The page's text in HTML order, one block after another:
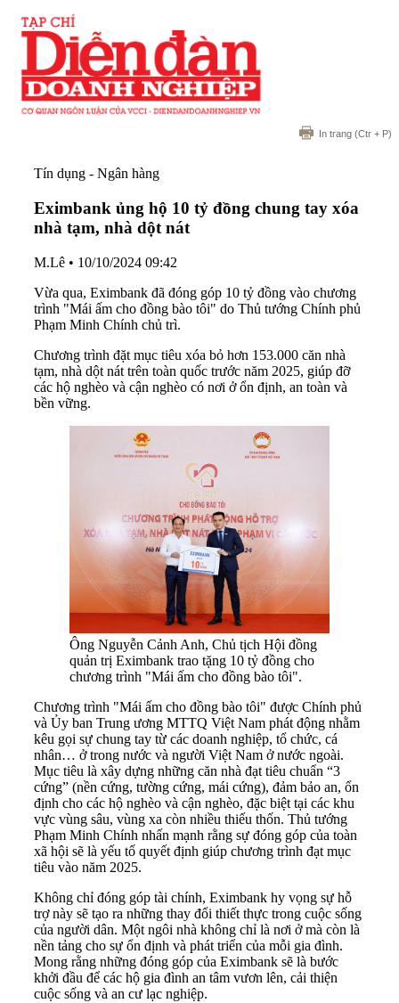
In trang (Ctr + P)
Tín dụng - Ngân hàng
Eximbank ủng hộ 10 tỷ đồng chung tay xóa
nhà tạm, nhà dột nát
M.Lê • 10/10/2024 09:42
Vừa qua, Eximbank đã đóng góp 10 tỷ đồng vào chương
trình "Mái ấm cho đồng bào tôi" do Thủ tướng Chính phủ
Phạm Minh Chính chủ trì.
Chương trình đặt mục tiêu xóa bỏ hơn 153.000 căn nhà
tạm, nhà dột nát trên toàn quốc trước năm 2025, giúp đỡ
các hộ nghèo và cận nghèo có nơi ở ổn định, an toàn và
bền vững.
Ông Nguyễn Cảnh Anh, Chủ tịch Hội đồng
quản trị Eximbank trao tặng 10 tỷ đồng cho
chương trình "Mái ấm cho đồng bào tôi".
Chương trình "Mái ấm cho đồng bào tôi" được Chính phủ
và Ủy ban Trung ương MTTQ Việt Nam phát động nhằm
kêu gọi sự chung tay từ các doanh nghiệp, tổ chức, cá
nhân… ở trong nước và người Việt Nam ở nước ngoài.
Mục tiêu là xây dựng những căn nhà đạt tiêu chuẩn “3
cứng” (nền cứng, tường cứng, mái cứng), đảm bảo an, ổn
định cho các hộ nghèo và cận nghèo, đặc biệt tại các khu
vực vùng sâu, vùng xa còn nhiều thiếu thốn. Thủ tướng
Phạm Minh Chính nhấn mạnh rằng sự đóng góp của toàn
xã hội sẽ là yếu tố quyết định giúp chương trình đạt mục
tiêu vào năm 2025.
Không chỉ đóng góp tài chính, Eximbank hy vọng sự hỗ
trợ này sẽ tạo ra những thay đổi thiết thực trong cuộc sống
của người dân. Một ngôi nhà không chỉ là nơi ở mà còn là
nền tảng cho sự ổn định và phát triển của mỗi gia đình.
Mong rằng những đóng góp của Eximbank sẽ là bước
khởi đầu để các hộ gia đình an tâm vươn lên, cải thiện
cuộc sống và an cư lạc nghiệp.